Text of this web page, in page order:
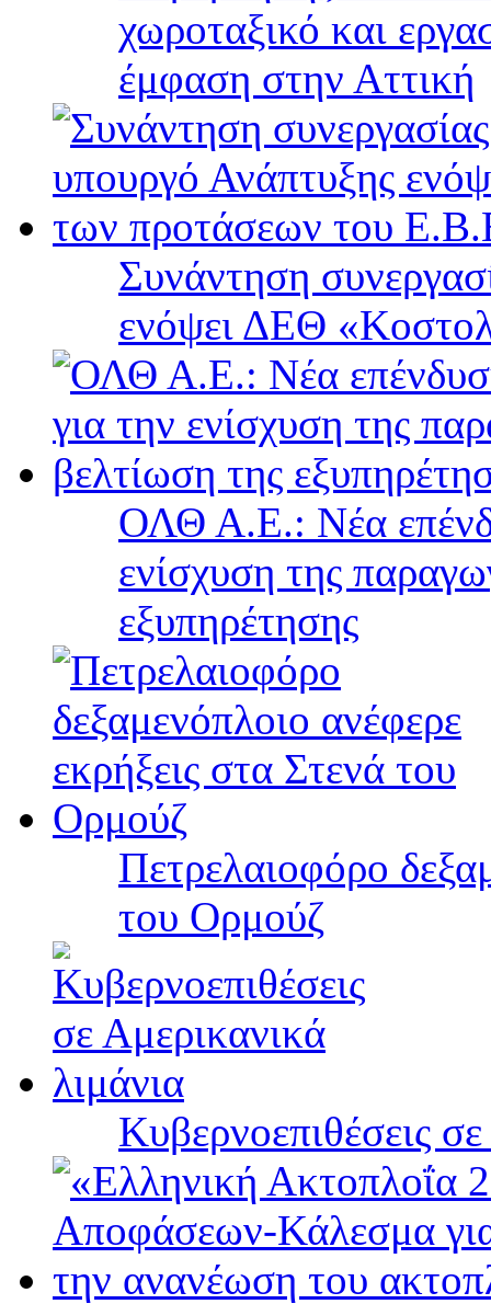
χωροταξικό και
έμφαση στην Αττική
Συνάντηση
ενόψει ΔΕΘ
ΟΛΘ Α.Ε.: Νέα
ενίσχυση της
εξυπηρέτησης
Πετρελαιοφόρο
του Ορμούζ
Κυβερνοεπιθέσεις